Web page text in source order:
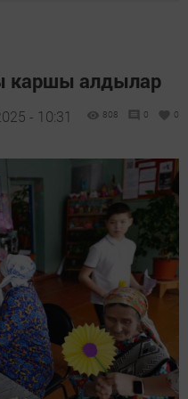
каршы алдылар
- 10:31 808 0 0